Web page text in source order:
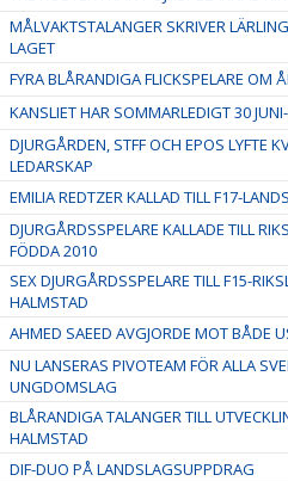
MÅLVAKTSTALANGER SKRIVER
LAGET
FYRA BLÅRANDIGA FLICKSPELARE OM
KANSLIET HAR SOMMARLEDIGT 30
DJURGÅRDEN, STFF OCH EPOS LYFTE
LEDARSKAP
EMILIA REDTZER KALLAD TILL F17-
DJURGÅRDSSPELARE KALLADE TILL
FÖDDA 2010
SEX DJURGÅRDSSPELARE TILL F15-
HALMSTAD
AHMED SAEED AVGJORDE MOT BÅDE
NU LANSERAS PIVOTEAM FÖR ALLA
UNGDOMSLAG
BLÅRANDIGA TALANGER TILL
HALMSTAD
DIF-DUO PÅ LANDSLAGSUPPDRAG